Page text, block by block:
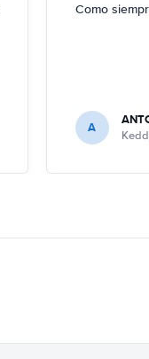
Como
A